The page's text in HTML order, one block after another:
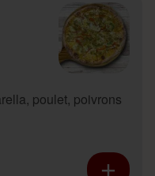
poulet, poivrons